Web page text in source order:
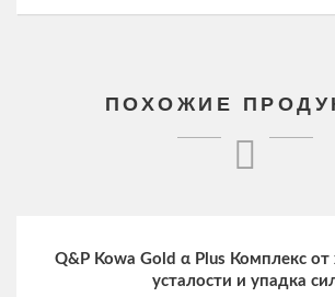
ПОХОЖИЕ
Q&P Kowa Gold α Plus Комплекс от
усталости и упадка